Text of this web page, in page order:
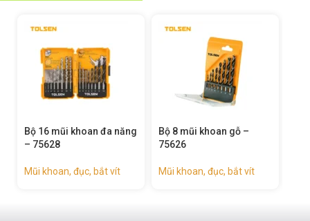
16 mũi khoan đa năng
75628
khoan, đục, bắt vít
Bộ 8 mũi khoan gỗ –
Mũi khoan, đục, bắt vít